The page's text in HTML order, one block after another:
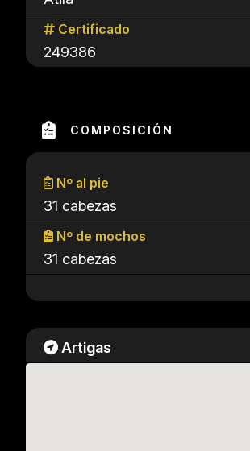
Certificado
249386
COMPOSICIÓN
Nº al pie
31 cabezas
Nº de mochos
31 cabezas
Artigas